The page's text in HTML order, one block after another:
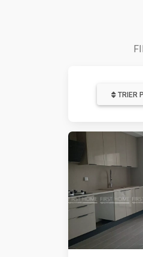
TRIER